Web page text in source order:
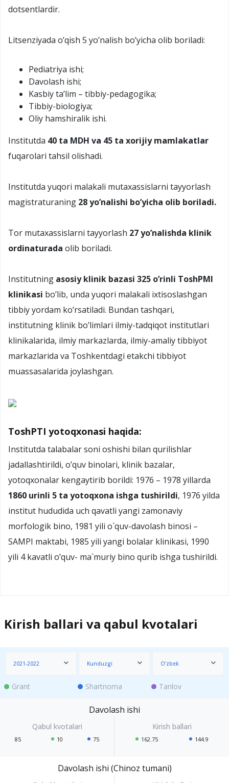
dotsentlardir.
Litsenziyada o’qish 5 yo’nalish bo’yicha olib boriladi:
Pediatriya ishi;
Davolash ishi;
Kasbiy ta’lim – tibbiy-pedagogika;
Tibbiy-biologiya;
Oliy hamshiralik ishi.
Institutda 40 ta MDH va 45 ta xorijiy mamlakatlar
fuqarolari tahsil olishadi.
Institutda yuqori malakali mutaxassislarni tayyorlash
magistraturaning 28 yo’nalishi bo’yicha olib boriladi.
Tor mutaxassislarni tayyorlash 27 yo’nalishda klinik
ordinaturada olib boriladi.
Institutning asosiy klinik bazasi 325 o’rinli ToshPMI
klinikasi bo’lib, unda yuqori malakali ixtisoslashgan
tibbiy yordam ko’rsatiladi. Bundan tashqari,
institutning klinik bo’limlari ilmiy-tadqiqot institutlari
klinikalarida, ilmiy markazlarda, ilmiy-amaliy tibbiyot
markazlarida va Toshkentdagi etakchi tibbiyot
muassasalarida joylashgan.
ToshPTI yotoqxonasi haqida:
Institutda talabalar soni oshishi bilan qurilishlar
jadallashtirildi, o’quv binolari, klinik bazalar,
yotoqxonalar kengaytirib borildi: 1976 – 1978 yillarda
1860 urinli 5 ta yotoqxona ishga tushirildi, 1976 yilda
institut hududida uch qavatli yangi zamonaviy
morfologik bino, 1981 yili o`quv-davolash binosi –
SAMPI maktabi, 1985 yili yangi bolalar klinikasi, 1990
yili 4 kavatli o’quv- ma`muriy bino qurib ishga tushirildi.
Kirish ballari va qabul kvotalari
2021-2022 Kunduzgi O‘zbek
Grant Shartnoma Tanlov
Davolash ishi
85 10 75 162.75 144.9
Davolash ishi (Chinoz tumani)